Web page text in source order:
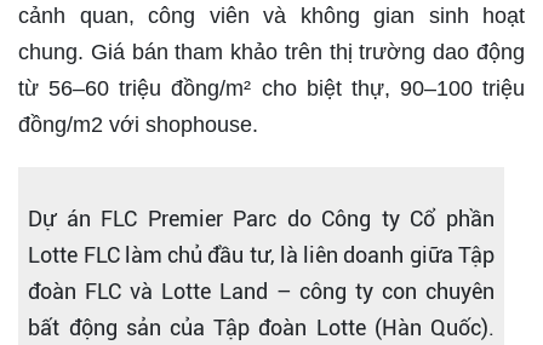
cảnh quan, công viên và không gian sinh hoạt
chung. Giá bán tham khảo trên thị trường dao động
từ 56–60 triệu đồng/m² cho biệt thự, 90–100 triệu
đồng/m2 với shophouse.
Dự án FLC Premier Parc do Công ty Cổ phần
Lotte FLC làm chủ đầu tư, là liên doanh giữa Tập
đoàn FLC và Lotte Land – công ty con chuyên
bất động sản của Tập đoàn Lotte (Hàn Quốc).